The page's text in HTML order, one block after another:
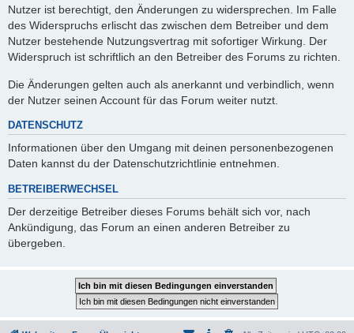
Nutzer ist berechtigt, den Änderungen zu widersprechen. Im Falle
des Widerspruchs erlischt das zwischen dem Betreiber und dem
Nutzer bestehende Nutzungsvertrag mit sofortiger Wirkung. Der
Widerspruch ist schriftlich an den Betreiber des Forums zu richten.
Die Änderungen gelten auch als anerkannt und verbindlich, wenn
der Nutzer seinen Account für das Forum weiter nutzt.
DATENSCHUTZ
Informationen über den Umgang mit deinen personenbezogenen
Daten kannst du der Datenschutzrichtlinie entnehmen.
BETREIBERWECHSEL
Der derzeitige Betreiber dieses Forums behält sich vor, nach
Ankündigung, das Forum an einen anderen Betreiber zu
übergeben.